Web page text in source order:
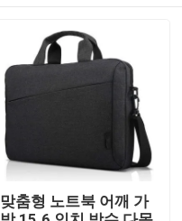
맞춤형 노트북 어깨 가